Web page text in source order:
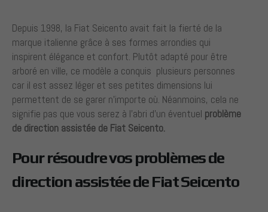
Depuis 1998, la Fiat Seicento avait fait la fierté de la
marque italienne grâce à ses formes arrondies qui
inspirent élégance et confort. Plutôt adapté pour être
arboré en ville, ce modèle a conquis plusieurs personnes
car il est assez léger et ses petites dimensions lui
permettent de se garer n’importe où. Néanmoins, cela ne
signifie pas que vous serez à l’abri d’un éventuel problème
de direction assistée de Fiat Seicento.
Pour résoudre vos problèmes de
direction assistée de Fiat Seicento